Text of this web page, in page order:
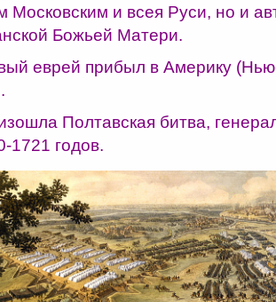
Московским и всея Руси, но и
Божьей Матери.
еврей прибыл в Америку
Полтавская битва,
годов.